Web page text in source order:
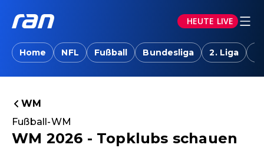
HEUTE LIVE
Home NFL Fußball Bundesliga 2. Liga
WM
Fußball-WM
WM 2026 - Topklubs schauen